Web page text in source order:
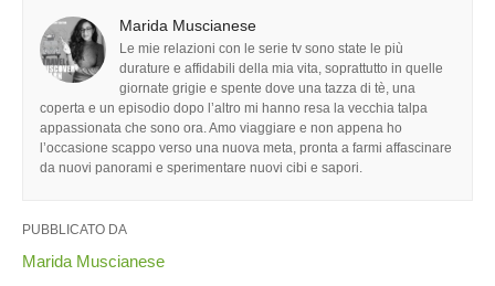
Marida Muscianese
Le mie relazioni con le serie tv sono state le più
durature e affidabili della mia vita, soprattutto in quelle
giornate grigie e spente dove una tazza di tè, una
coperta e un episodio dopo l’altro mi hanno resa la vecchia talpa
appassionata che sono ora. Amo viaggiare e non appena ho
l’occasione scappo verso una nuova meta, pronta a farmi affascinare
da nuovi panorami e sperimentare nuovi cibi e sapori.
PUBBLICATO DA
Marida Muscianese